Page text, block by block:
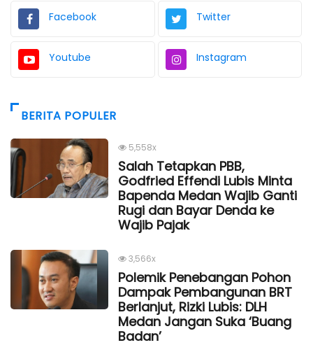
Facebook Twitter
Youtube Instagram
BERITA POPULER
5,558x
Salah Tetapkan PBB,
Godfried Effendi Lubis Minta
Bapenda Medan Wajib Ganti
Rugi dan Bayar Denda ke
Wajib Pajak
3,566x
Polemik Penebangan Pohon
Dampak Pembangunan BRT
Berlanjut, Rizki Lubis: DLH
Medan Jangan Suka ‘Buang
Badan’